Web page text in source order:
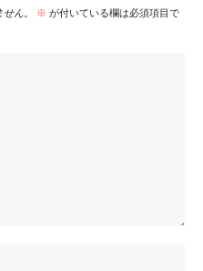
ん。 ※ が付いている欄は必須項目で